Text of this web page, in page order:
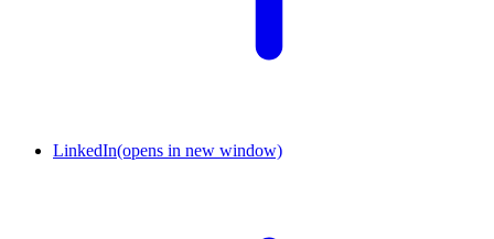
LinkedIn(opens in new window)